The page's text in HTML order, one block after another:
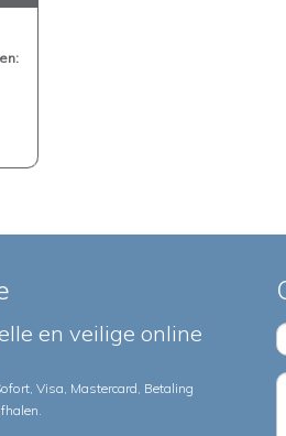
en veilige online
Visa, Mastercard, Betaling